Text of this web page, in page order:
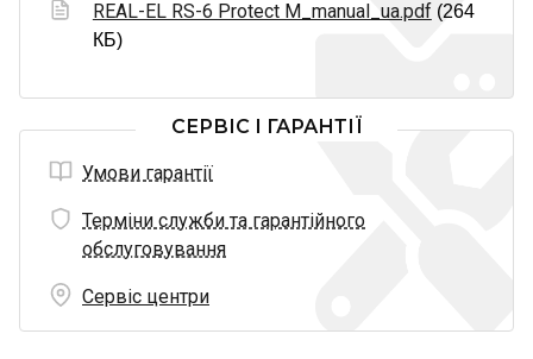
REAL-EL RS-6 Protect M_manual_ua.pdf (264
КБ)
СЕРВІС І ГАРАНТІЇ
Умови гарантії
Терміни служби та гарантійного
обслуговування
Сервіс центри